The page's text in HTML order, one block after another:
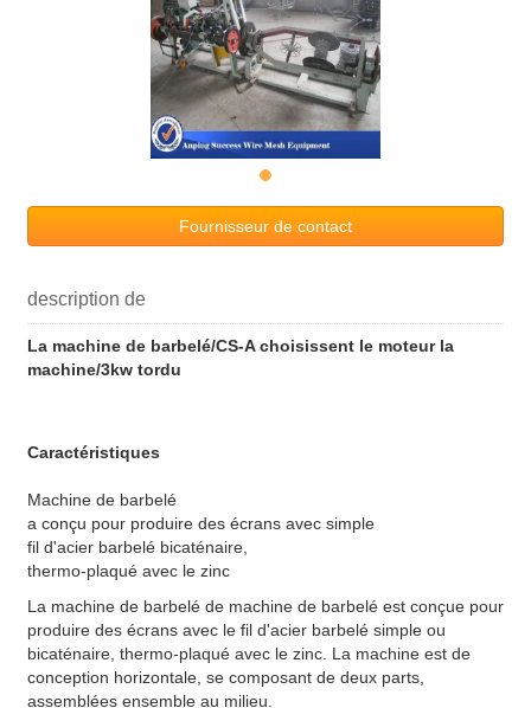
Fournisseur de contact
description de
La machine de barbelé/CS-A choisissent le moteur la
machine/3kw tordu
Caractéristiques
Machine de barbelé
a conçu pour produire des écrans avec simple
fil d'acier barbelé bicaténaire,
thermo-plaqué avec le zinc
La machine de barbelé de machine de barbelé est conçue pour
produire des écrans avec le fil d'acier barbelé simple ou
bicaténaire, thermo-plaqué avec le zinc. La machine est de
conception horizontale, se composant de deux parts,
assemblées ensemble au milieu.